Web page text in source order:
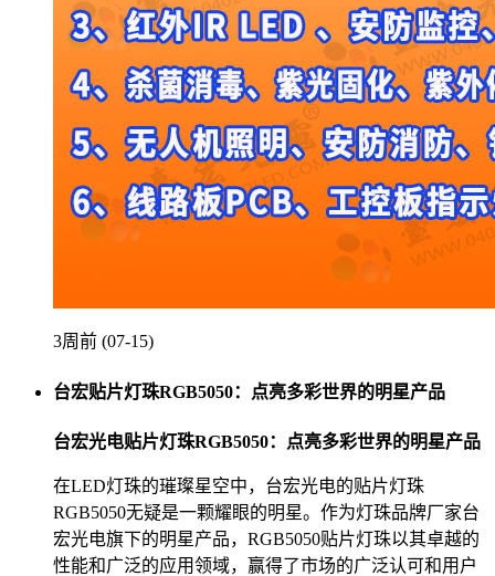
3周前 (07-15)
台宏贴片灯珠RGB5050：点亮多彩世界的明星产品
台宏光电贴片灯珠RGB5050：点亮多彩世界的明星产品
在LED灯珠的璀璨星空中，台宏光电的贴片灯珠
RGB5050无疑是一颗耀眼的明星。作为灯珠品牌厂家台
宏光电旗下的明星产品，RGB5050贴片灯珠以其卓越的
性能和广泛的应用领域，赢得了市场的广泛认可和用户